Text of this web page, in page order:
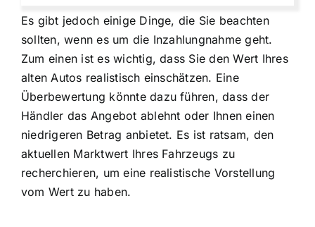
Es gibt jedoch einige Dinge, die Sie beachten
sollten, wenn es um die Inzahlungnahme geht.
Zum einen ist es wichtig, dass Sie den Wert Ihres
alten Autos realistisch einschätzen. Eine
Überbewertung könnte dazu führen, dass der
Händler das Angebot ablehnt oder Ihnen einen
niedrigeren Betrag anbietet. Es ist ratsam, den
aktuellen Marktwert Ihres Fahrzeugs zu
recherchieren, um eine realistische Vorstellung
vom Wert zu haben.